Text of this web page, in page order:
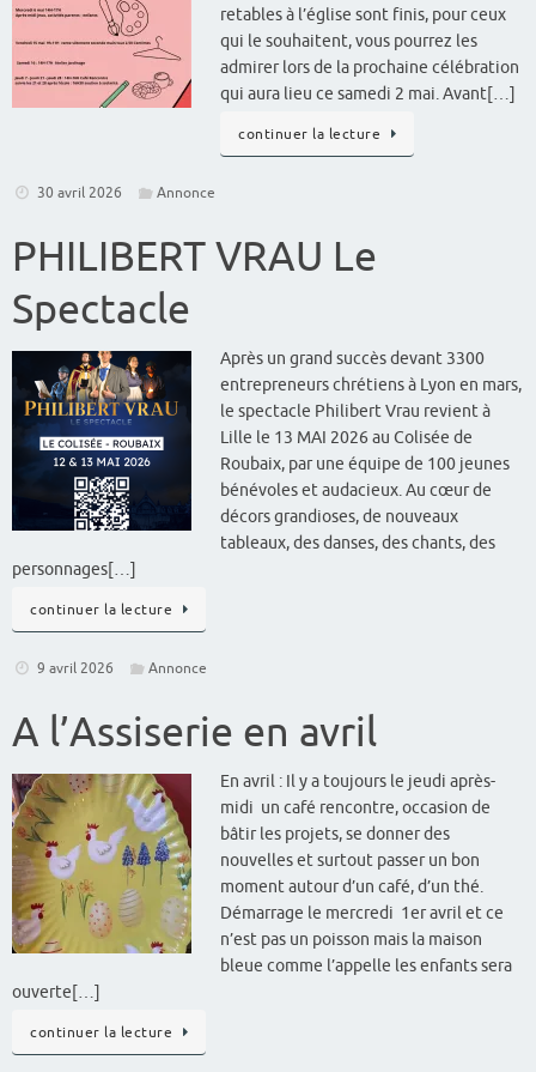
retables à l’église sont finis, pour ceux
qui le souhaitent, vous pourrez les
admirer lors de la prochaine célébration
qui aura lieu ce samedi 2 mai. Avant[…]
continuer la lecture
30 avril 2026 Annonce
PHILIBERT VRAU Le
Spectacle
Après un grand succès devant 3300
entrepreneurs chrétiens à Lyon en mars,
le spectacle Philibert Vrau revient à
Lille le 13 MAI 2026 au Colisée de
Roubaix, par une équipe de 100 jeunes
bénévoles et audacieux. Au cœur de
décors grandioses, de nouveaux
tableaux, des danses, des chants, des
personnages[…]
continuer la lecture
9 avril 2026 Annonce
A l’Assiserie en avril
En avril : Il y a toujours le jeudi après-
midi un café rencontre, occasion de
bâtir les projets, se donner des
nouvelles et surtout passer un bon
moment autour d’un café, d’un thé.
Démarrage le mercredi 1er avril et ce
n’est pas un poisson mais la maison
bleue comme l’appelle les enfants sera
ouverte[…]
continuer la lecture